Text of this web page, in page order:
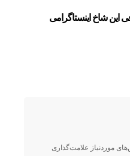
این شاخ اینستاگرامی
موردنیاز علامت‌گذاری